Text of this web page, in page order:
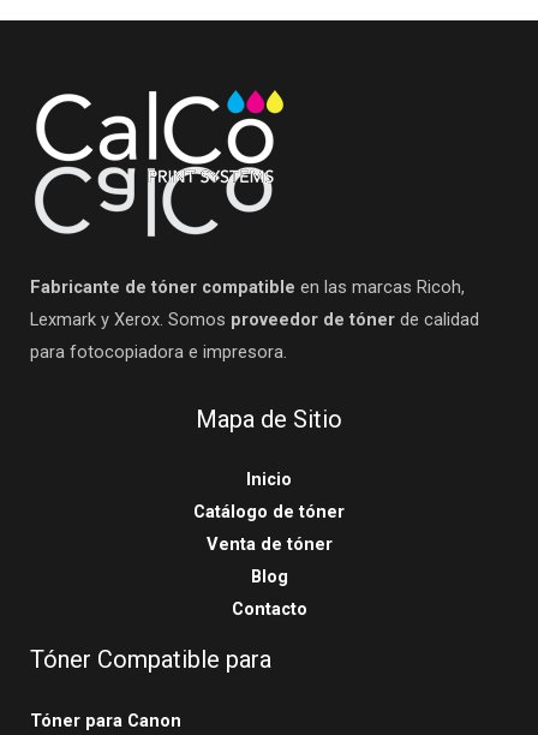
Fabricante de tóner compatible en las marcas Ricoh,
Lexmark y Xerox. Somos proveedor de tóner de calidad
para fotocopiadora e impresora.
Mapa de Sitio
Inicio
Catálogo de tóner
Venta de tóner
Blog
Contacto
Tóner Compatible para
Tóner para Canon